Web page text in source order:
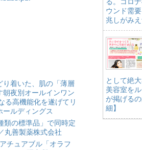
り着いた、肌の「薄層
夜別オールインワン
る高機能化を遂げてリ
ールディングス
類の標準品」で同時定
丸善製薬株式会社
チュアブル「オラフ
ウンド需
兆しがみ
として絶
美容室を
が掲げる
細】